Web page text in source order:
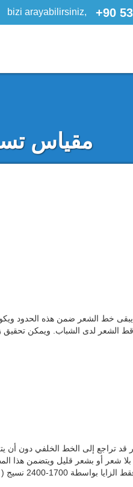
+90
مقياس
يبقى خط الشعر ضمن هذه الحدود
الشعر لدى الشباب. ويمكن
الشعر قد تراجع إلى الخط الخلفي دون
شعر أو بشعر قليل ويتضمن هذا
( 3300-4800 جذر شعري).